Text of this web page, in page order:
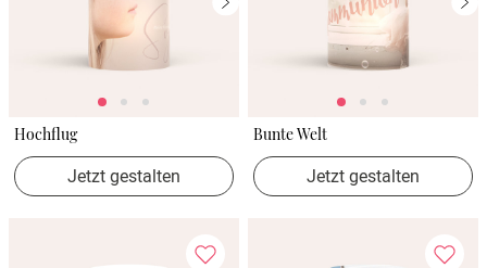
Hochflug
Jetzt gestalten
Bunte Welt
Jetzt gestalten